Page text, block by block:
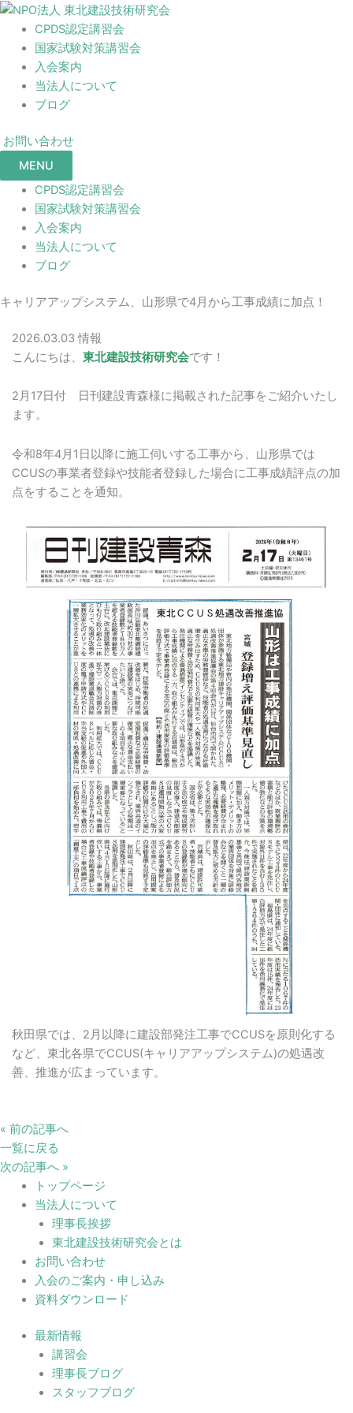
CPDS認定講習会
国家試験対策講習会
入会案内
当法人について
ブログ
お問い合わせ
MENU
CPDS認定講習会
国家試験対策講習会
入会案内
当法人について
ブログ
キャリアアップシステム、山形県で4月から工事成績に加点！
2026.03.03 情報
こんにちは、 東北建設技術研究会です！
2月17日付 日刊建設青森様に掲載された記事をご紹介いたし
ます。
令和8年4月1日以降に施工伺いする工事から、山形県では
CCUSの事業者登録や技能者登録した場合に工事成績評点の加
点をすることを通知。
秋田県では、2月以降に建設部発注工事でCCUSを原則化する
など、東北各県でCCUS(キャリアアップシステム)の処遇改
善、推進が広まっています。
« 前の記事へ
一覧に戻る
次の記事へ »
トップページ
当法人について
理事長挨拶
東北建設技術研究会とは
お問い合わせ
入会のご案内・申し込み
資料ダウンロード
最新情報
講習会
理事長ブログ
スタッフブログ